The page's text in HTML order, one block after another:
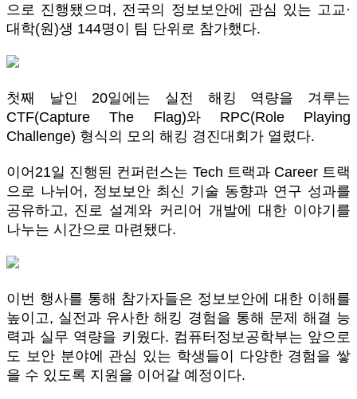
으로 진행됐으며, 전국의 정보보안에 관심 있는 고교·
대학(원)생 144명이 팀 단위로 참가했다.
첫째 날인 20일에는 실전 해킹 역량을 겨루는
CTF(Capture The Flag)와 RPC(Role Playing
Challenge) 형식의 모의 해킹 경진대회가 열렸다.
이어21일 진행된 컨퍼런스는 Tech 트랙과 Career 트랙
으로 나뉘어, 정보보안 최신 기술 동향과 연구 성과를
공유하고, 진로 설계와 커리어 개발에 대한 이야기를
나누는 시간으로 마련됐다.
이번 행사를 통해 참가자들은 정보보안에 대한 이해를
높이고, 실전과 유사한 해킹 경험을 통해 문제 해결 능
력과 실무 역량을 키웠다. 컴퓨터정보공학부는 앞으로
도 보안 분야에 관심 있는 학생들이 다양한 경험을 쌓
을 수 있도록 지원을 이어갈 예정이다.